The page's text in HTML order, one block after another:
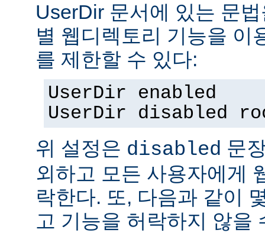
UserDir 문서에 있는 문
별 웹디렉토리 기능을 이
를 제한할 수 있다:
UserDir enabled
UserDir disabled
위 설정은 disabled 문
외하고 모든 사용자에게
락한다. 또, 다음과 같이
고 기능을 허락하지 않을